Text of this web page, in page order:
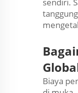
Biaya